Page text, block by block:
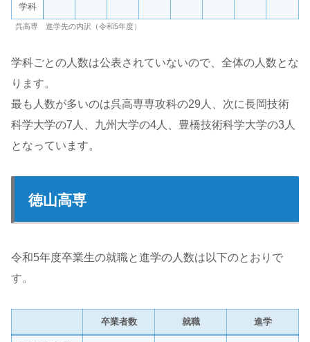
学科
呉高専 進学先の内訳（令和5年度）
学科ごとの人数は公表されていないので、全体の人数とな
ります。
最も人数が多いのは呉高専専攻科の29人、次に長岡技術
科学大学の7人、九州大学の4人、豊橋技術科学大学の3人
となっています。
徳山高専
令和5年度卒業生の就職と進学の人数は以下のとおりで
す。
卒業者数 就職 進学